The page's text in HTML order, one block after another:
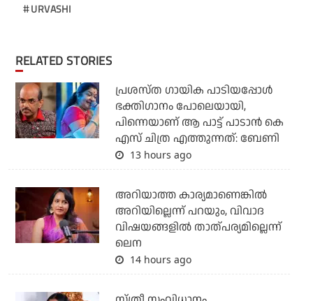
URVASHI
RELATED STORIES
പ്രശസ്ത ഗായിക പാടിയപ്പോൾ
ഭക്തിഗാനം പോലെയായി,
പിന്നെയാണ് ആ പാട്ട് പാടാൻ കെ
എസ് ചിത്ര എത്തുന്നത്: ബേണി
13 hours ago
അറിയാത്ത കാര്യമാണെങ്കിൽ
അറിയില്ലെന്ന് പറയും, വിവാദ
വിഷയങ്ങളിൽ താത്പര്യമില്ലെന്ന്
ലെന
14 hours ago